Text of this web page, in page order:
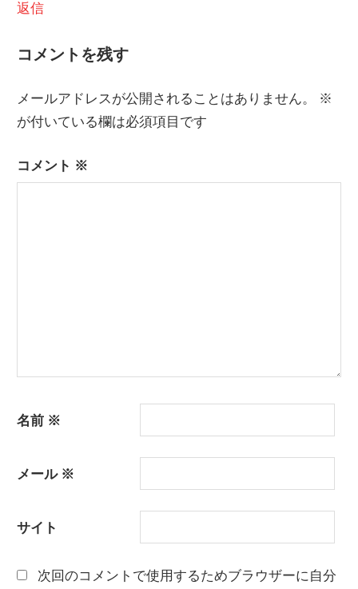
返信
コメントを残す
メールアドレスが公開されることはありません。
※
が付いている欄は必須項目です
コメント ※
名前 ※
メール ※
サイト
次回のコメントで使用するためブラウザーに自分